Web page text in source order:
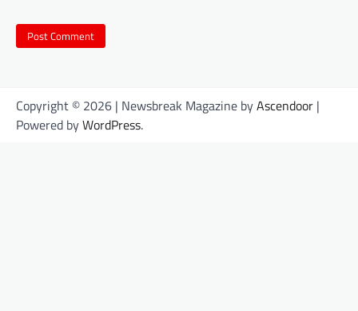
Copyright © 2026 | Newsbreak Magazine byAscendoor |
Powered byWordPress.